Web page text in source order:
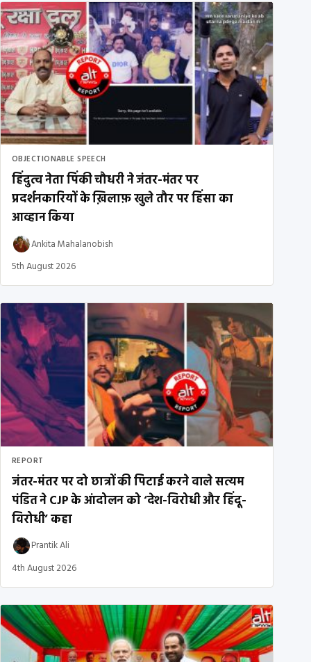
OBJECTIONABLE SPEECH
हिंदुत्व नेता पिंकी चौधरी ने जंतर-मंतर पर
प्रदर्शनकारियों के ख़िलाफ़ खुले तौर पर हिंसा का
आव्हान किया
Ankita Mahalanobish
5th August 2026
REPORT
जंतर-मंतर पर दो छात्रों की पिटाई करने वाले सत्यम
पंडित ने CJP के आंदोलन को ‘देश-विरोधी और हिंदू-
विरोधी’ कहा
Prantik Ali
4th August 2026